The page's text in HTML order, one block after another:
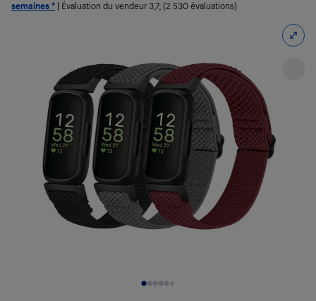
semaines *
Évaluation du vendeur 3,7; (2 530 évaluations)